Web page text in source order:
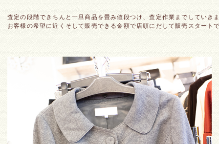
査定の段階できちんと一旦商品を畳み値段つけ、査定作業までしていき
お客様の希望に近くそして販売できる金額で店頭にだして販売スタート